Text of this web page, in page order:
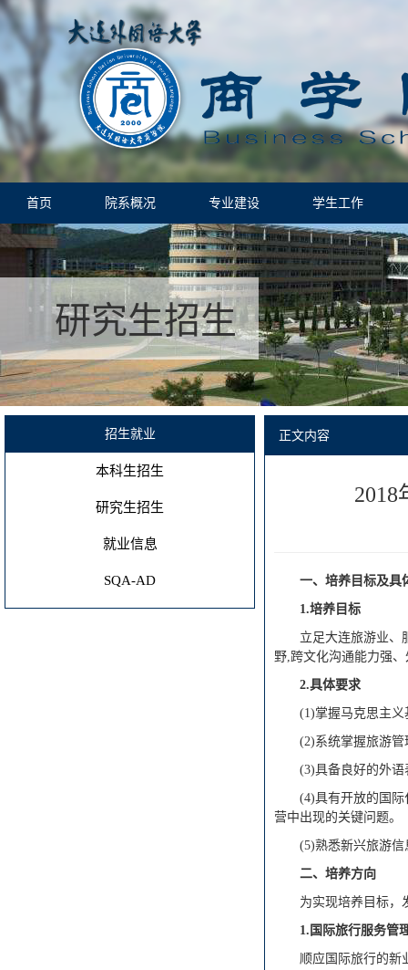
首页 院系概况 专业建设 学生工作
研究生招生
招生就业
本科生招生
研究生招生
就业信息
SQA-AD
正文内容
一、培养目标及具
1.培养目标
立足大连旅游业、
野,跨文化沟通能力强
2.具体要求
(1)掌握马克思主
(2)系统掌握旅游
(3)具备良好的外
(4)具有开放的国
营中出现的关键问题。
(5)熟悉新兴旅游
二、培养方向
为实现培养目标，
1. 国际旅行服务管
顺应国际旅行的新